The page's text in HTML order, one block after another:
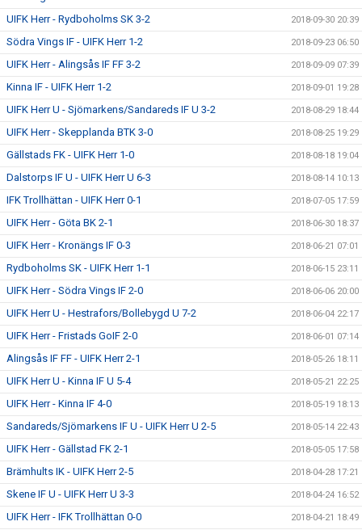
UIFK Herr - Rydboholms SK 3-2 2018-09-30 20:39
Södra Vings IF - UIFK Herr 1-2 2018-09-23 06:50
UIFK Herr - Alingsås IF FF 3-2 2018-09-09 07:39
Kinna IF - UIFK Herr 1-2 2018-09-01 19:28
UIFK Herr U - Sjömarkens/Sandareds IF U 3-2 2018-08-29 18:44
UIFK Herr - Skepplanda BTK 3-0 2018-08-25 19:29
Gällstads FK - UIFK Herr 1-0 2018-08-18 19:04
Dalstorps IF U - UIFK Herr U 6-3 2018-08-14 10:13
IFK Trollhättan - UIFK Herr 0-1 2018-07-05 17:59
UIFK Herr - Göta BK 2-1 2018-06-30 18:37
UIFK Herr - Kronängs IF 0-3 2018-06-21 07:01
Rydboholms SK - UIFK Herr 1-1 2018-06-15 23:11
UIFK Herr - Södra Vings IF 2-0 2018-06-06 20:00
UIFK Herr U - Hestrafors/Bollebygd U 7-2 2018-06-04 22:17
UIFK Herr - Fristads GoIF 2-0 2018-06-01 07:14
Alingsås IF FF - UIFK Herr 2-1 2018-05-26 18:11
UIFK Herr U - Kinna IF U 5-4 2018-05-21 22:25
UIFK Herr - Kinna IF 4-0 2018-05-19 18:13
Sandareds/Sjömarkens IF U - UIFK Herr U 2-5 2018-05-14 22:43
UIFK Herr - Gällstad FK 2-1 2018-05-05 17:58
Brämhults IK - UIFK Herr 2-5 2018-04-28 17:21
Skene IF U - UIFK Herr U 3-3 2018-04-24 16:52
UIFK Herr - IFK Trollhättan 0-0 2018-04-21 18:49